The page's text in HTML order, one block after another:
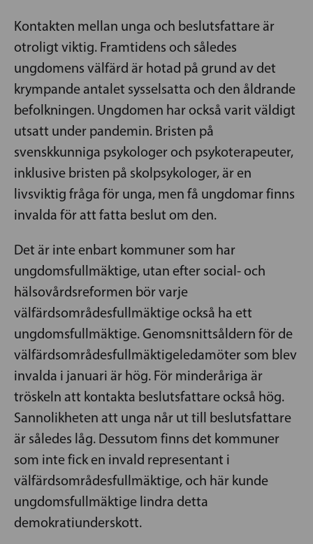
Kontakten mellan unga och beslutsfattare är
otroligt viktig. Framtidens och således
ungdomens välfärd är hotad på grund av det
krympande antalet sysselsatta och den åldrande
befolkningen. Ungdomen har också varit väldigt
utsatt under pandemin. Bristen på
svenskkunniga psykologer och psykoterapeuter,
inklusive bristen på skolpsykologer, är en
livsviktig fråga för unga, men få ungdomar finns
invalda för att fatta beslut om den.
Det är inte enbart kommuner som har
ungdomsfullmäktige, utan efter social- och
hälsovårdsreformen bör varje
välfärdsområdesfullmäktige också ha ett
ungdomsfullmäktige. Genomsnittsåldern för de
välfärdsområdesfullmäktigeledamöter som blev
invalda i januari är hög. För minderåriga är
tröskeln att kontakta beslutsfattare också hög.
Sannolikheten att unga når ut till beslutsfattare
är således låg. Dessutom finns det kommuner
som inte fick en invald representant i
välfärdsområdesfullmäktige, och här kunde
ungdomsfullmäktige lindra detta
demokratiunderskott.